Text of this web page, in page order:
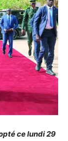
ce lundi 29